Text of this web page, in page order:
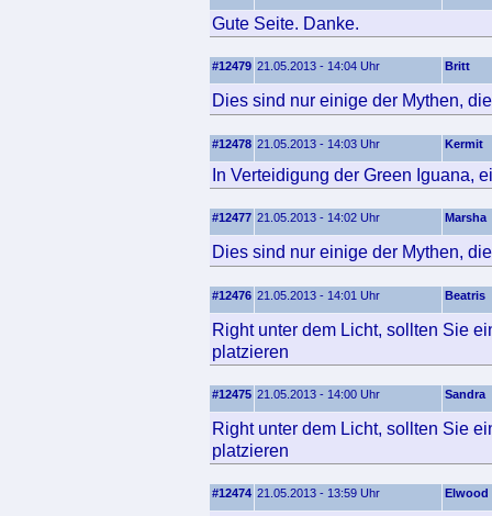
Gute Seite. Danke.
#12479 21.05.2013 - 14:04 Uhr Britt
Dies sind nur einige der Mythen,
#12478 21.05.2013 - 14:03 Uhr Kermit
In Verteidigung der Green Iguana,
#12477 21.05.2013 - 14:02 Uhr Marsha
Dies sind nur einige der Mythen,
#12476 21.05.2013 - 14:01 Uhr Beatris
Right unter dem Licht, sollten Sie
platzieren
#12475 21.05.2013 - 14:00 Uhr Sandra
Right unter dem Licht, sollten Sie
platzieren
#12474 21.05.2013 - 13:59 Uhr Elwood